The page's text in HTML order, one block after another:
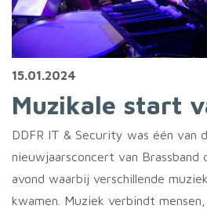
15.01.2024
Muzikale start
DDFR IT & Security was één van
nieuwjaarsconcert van Brassband
avond waarbij verschillende
kwamen. Muziek verbindt mensen,